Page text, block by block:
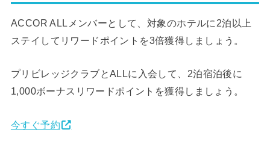
ACCOR ALLメンバーとして、対象のホテルに2泊以上
ステイしてリワードポイントを3倍獲得しましょう。
プリビレッジクラブとALLに入会して、2泊宿泊後に
1,000ボーナスリワードポイントを獲得しましょう。
今すぐ予約